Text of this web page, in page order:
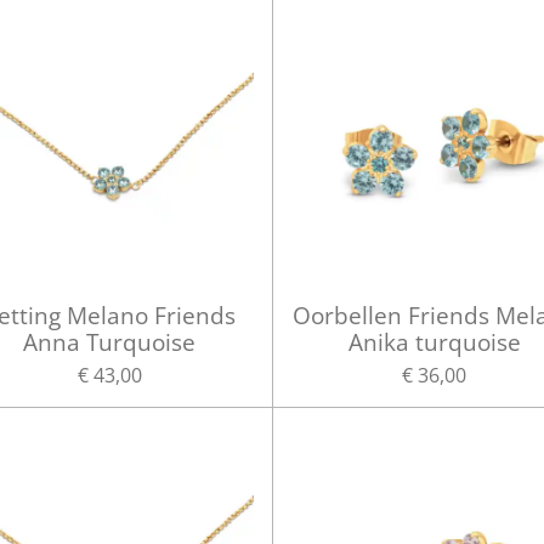
Melano Friends
Anna Turquoise
€ 43,00
Oorbellen Friends
Anika turquoise
€ 36,00